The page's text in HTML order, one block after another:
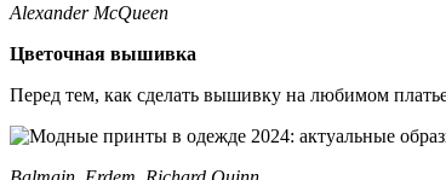
Alexander McQueen
Цветочная вышивка
Перед тем, как сделать вышивку на любимом